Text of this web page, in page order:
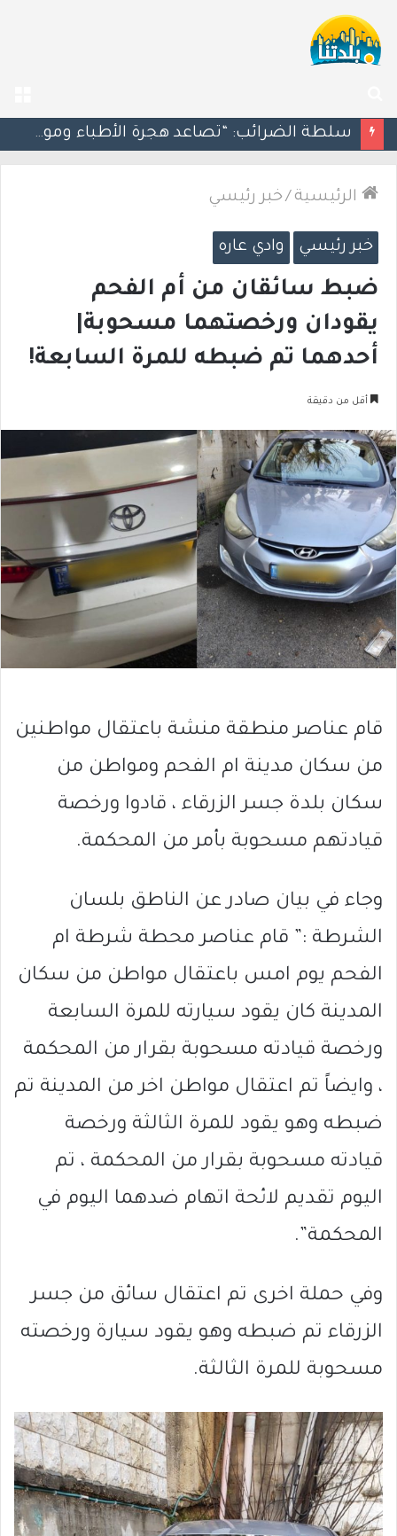
عن
مسؤول إسرائيلي: الحكومة اللبنانية وافقت على وجود الجيش الإسرائيلي داخل أراضيها
الرئيسية /خبر رئيسي
خبر رئيسي وادي عاره
ضبط سائقان من أم الفحم
يقودان ورخصتهما مسحوبة|
أحدهما تم ضبطه للمرة السابعة!
أقل من دقيقة
قام عناصر منطقة منشة باعتقال مواطنين
من سكان مدينة ام الفحم ومواطن من
سكان بلدة جسر الزرقاء ، قادوا ورخصة
قيادتهم مسحوبة بأمر من المحكمة.
وجاء في بيان صادر عن الناطق بلسان
الشرطة :” قام عناصر محطة شرطة ام
الفحم يوم امس باعتقال مواطن من سكان
المدينة كان يقود سيارته للمرة السابعة
ورخصة قيادته مسحوبة بقرار من المحكمة
، وايضاً تم اعتقال مواطن اخر من المدينة تم
ضبطه وهو يقود للمرة الثالثة ورخصة
قيادته مسحوبة بقرار من المحكمة ، تم
اليوم تقديم لائحة اتهام ضدهما اليوم في
المحكمة”.
وفي حملة اخرى تم اعتقال سائق من جسر
الزرقاء تم ضبطه وهو يقود سيارة ورخصته
مسحوبة للمرة الثالثة.